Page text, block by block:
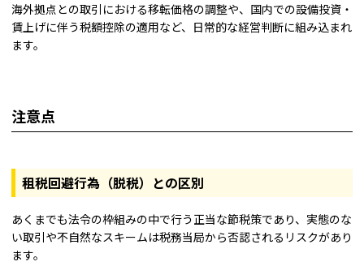
海外拠点との取引における移転価格の調整や、国内での設備投資・
賃上げに伴う税額控除の適用など、日常的な経営判断に組み込まれ
ます。
注意点
租税回避行為（脱税）との区別
あくまでも法令の枠組みの中で行う正当な節税策であり、実態のな
い取引や不自然なスキームは税務当局から否認されるリスクがあり
ます。